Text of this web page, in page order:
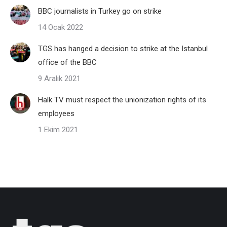
BBC journalists in Turkey go on strike
14 Ocak 2022
TGS has hanged a decision to strike at the Istanbul
office of the BBC
9 Aralık 2021
Halk TV must respect the unionization rights of its
employees
1 Ekim 2021